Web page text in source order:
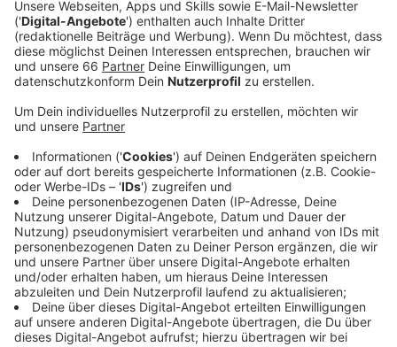
Bürgerinnen und Bürger auf einer
Infoveranstaltung über den Planungsstand
informieren.
Veröffentlicht:Dienstag, 19.03.2024 06:48
Anzeige
Von 17 bis 20 Uhr stellen sich die Stadt und der
Investor heute den Fragen der Bürgerinnen und Bürger.
Außerdem werden sie in kurzen Vorträgen mit Bildern
und Videos ihre Vision vorstellen und über die
geplanten nächsten Schritte informieren. Damit
möchte die Stadt die Bürgerinnen und Bürger von
Anfang miteinbinden. Die Veranstaltung findet im
Bürgerhaus Reisholz statt und ist offen für Alle.